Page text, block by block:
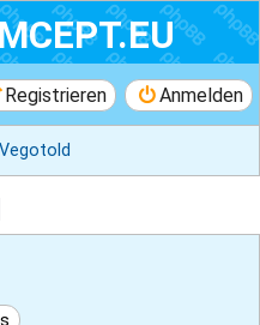
Anmelden
Registrieren
Vegotold